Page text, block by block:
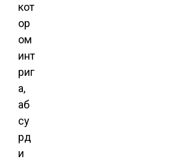
кот
ор
ом
инт
риг
а,
аб
су
рд
и